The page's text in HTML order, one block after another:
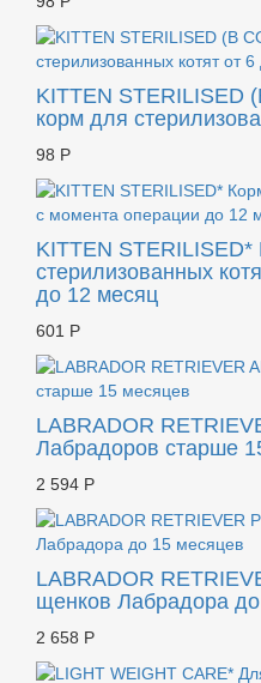
KITTEN
корм для
98 Р
KITTEN
стерилизованных
до 12 месяц
601 Р
LABRADOR
Лабрадоров старше
2 594 Р
LABRADOR
щенков Лабрадора
2 658 Р